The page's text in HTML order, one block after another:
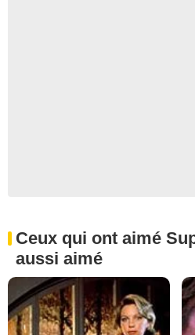
Ceux qui ont aimé
aussi aimé